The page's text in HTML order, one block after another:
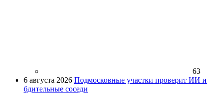
63
6 августа 2026 Подмосковные участки проверит ИИ и
бдительные соседи